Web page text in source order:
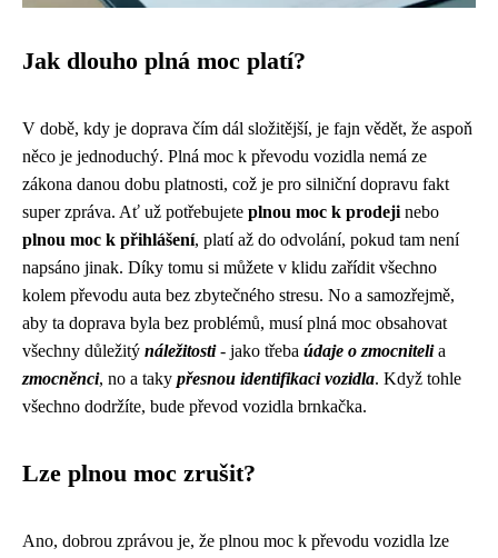
Jak dlouho plná moc platí?
V době, kdy je doprava čím dál složitější, je fajn vědět, že aspoň
něco je jednoduchý. Plná moc k převodu vozidla nemá ze
zákona danou dobu platnosti, což je pro silniční dopravu fakt
super zpráva. Ať už potřebujete plnou moc k prodeji nebo
plnou moc k přihlášení, platí až do odvolání, pokud tam není
napsáno jinak. Díky tomu si můžete v klidu zařídit všechno
kolem převodu auta bez zbytečného stresu. No a samozřejmě,
aby ta doprava byla bez problémů, musí plná moc obsahovat
všechny důležitý náležitosti- jako třeba údaje o zmocnitelia
zmocněnci, no a taky přesnou identifikaci vozidla. Když tohle
všechno dodržíte, bude převod vozidla brnkačka.
Lze plnou moc zrušit?
Ano, dobrou zprávou je, že plnou moc k převodu vozidla lze